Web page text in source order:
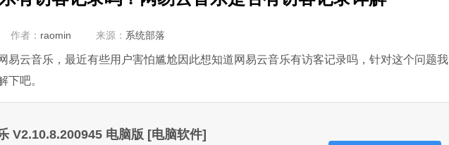
作者： raomin 来源： 系统部落
云音乐，最近有些用户害怕尴尬因此想知道网易云音乐有访客记录吗，针对这个问题我
下吧。
V2.10.8.200945 电脑版 [电脑软件]
软件语言：简体中文
软件大小：19.78 MB